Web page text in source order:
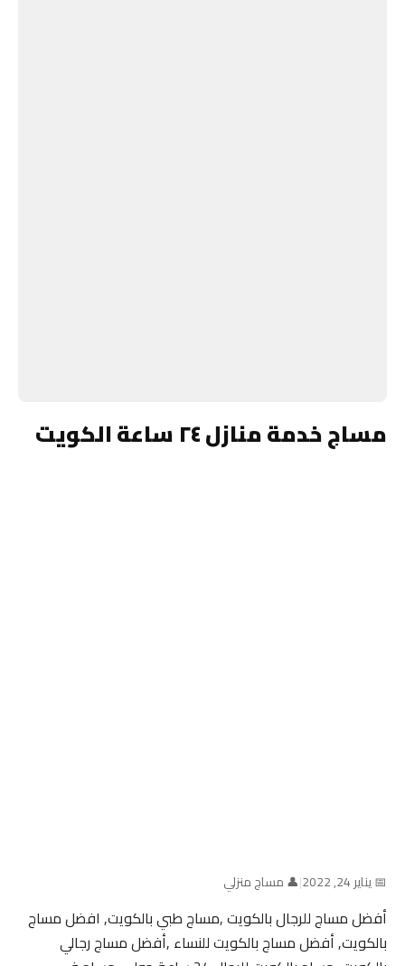
مساج خدمة منازل ٢٤ ساعة الكويت
📅 يناير 24, 2022 |👤 مساج منزلي
أفضل مساج للرجال بالكويت ,مساج طبي بالكويت, افضل مساج
بالكويت, أفضل مساج بالكويت للنساء ,أفضل مساج رجالي